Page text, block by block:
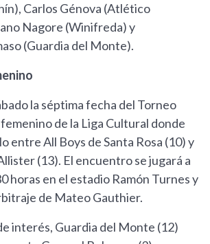
Carlos Génova (Atlético
Nagore (Winifreda) y
(Guardia del Monte).
la séptima fecha del Torneo
de la Liga Cultural donde
entre All Boys de Santa Rosa (10) y
(13). El encuentro se jugará a
horas en el estadio Ramón Turnes y
de Mateo Gauthier.
interés, Guardia del Monte (12)